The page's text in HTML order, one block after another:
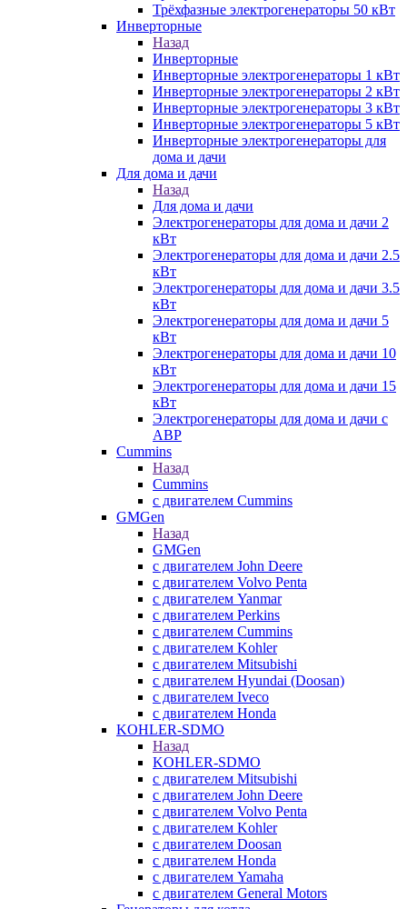
Трёхфазные электрогенераторы 50 кВт
Инверторные
Назад
Инверторные
Инверторные электрогенераторы 1 кВт
Инверторные электрогенераторы 2 кВт
Инверторные электрогенераторы 3 кВт
Инверторные электрогенераторы 5 кВт
Инверторные электрогенераторы для
дома и дачи
Для дома и дачи
Назад
Для дома и дачи
Электрогенераторы для дома и дачи 2
кВт
Электрогенераторы для дома и дачи 2.5
кВт
Электрогенераторы для дома и дачи 3.5
кВт
Электрогенераторы для дома и дачи 5
кВт
Электрогенераторы для дома и дачи 10
кВт
Электрогенераторы для дома и дачи 15
кВт
Электрогенераторы для дома и дачи с
АВР
Cummins
Назад
Cummins
с двигателем Cummins
GMGen
Назад
GMGen
с двигателем John Deere
с двигателем Volvo Penta
с двигателем Yanmar
с двигателем Perkins
с двигателем Cummins
с двигателем Kohler
с двигателем Mitsubishi
с двигателем Hyundai (Doosan)
с двигателем Iveco
с двигателем Honda
KOHLER-SDMO
Назад
KOHLER-SDMO
с двигателем Mitsubishi
с двигателем John Deere
с двигателем Volvo Penta
с двигателем Kohler
с двигателем Doosan
с двигателем Honda
с двигателем Yamaha
с двигателем General Motors